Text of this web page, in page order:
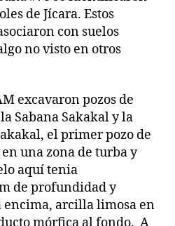
de Jícara. Estos
con suelos
no visto en otros
excavaron pozos de
Sabana Sakakal y la
el primer pozo de
una zona de turba y
aquí tenia
de profundidad y
arcilla limosa en